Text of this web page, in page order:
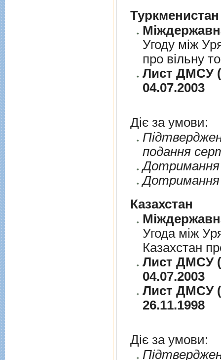
Туркменистан
Угоду між
про вільну
Лист ДМСУ
04.07.2003
Діє за умови:
подання
Дотримання
Дотримання
Казахстан
Угода між
Казахстан
Лист ДМСУ
04.07.2003
Лист ДМСУ
26.11.1998
Діє за умови: